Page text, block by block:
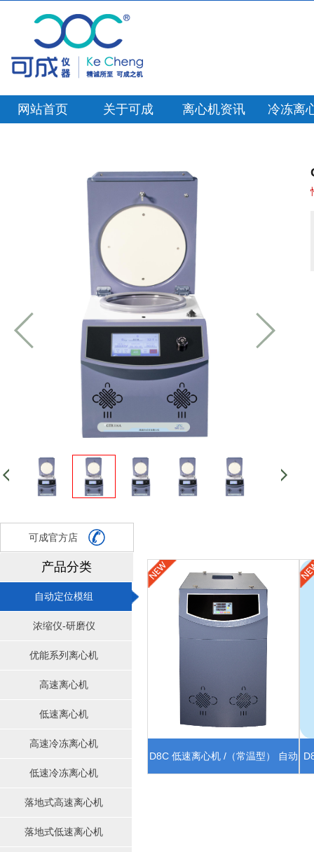
网站首页 关于可成 离心机资讯 冷冻离
可成官方店
产品分类
自动定位模组
浓缩仪-研磨仪
优能系列离心机
高速离心机
低速离心机
高速冷冻离心机
低速冷冻离心机
落地式高速离心机
落地式低速离心机
D8C 低速离心机 /（常温型） 自动